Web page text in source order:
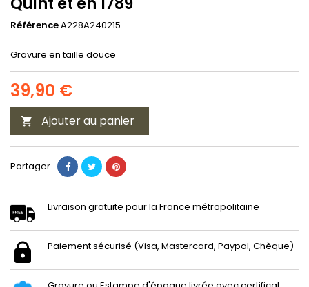
RéférenceA228A240215
Gravure en taille douce
39,90 €
 Ajouter au panier
Partager
Livraison gratuite pour la France métropolitaine
Paiement sécurisé (Visa, Mastercard, Paypal, Chèque)